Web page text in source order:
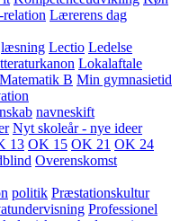
Lærerens dag
læsning Lectio Ledelse
Lokalaftale
Matematik B Min gymnasietid
navneskift
Nyt skoleår - nye ideer
13 OK 15 OK 21 OK 24
Overenskomst
politik Præstationskultur
Professionel